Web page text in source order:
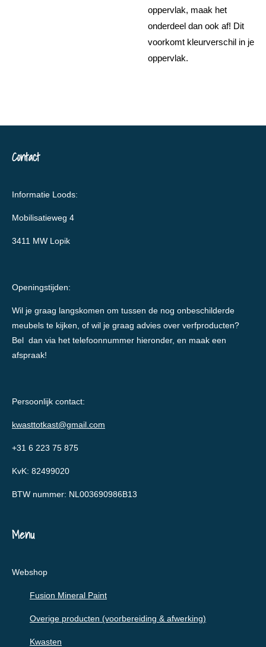
oppervlak, maak het
onderdeel dan ook af! Dit
voorkomt kleurverschil in je
oppervlak.
Contact
Informatie Loods:
Mobilisatieweg 4
3411 MW Lopik
Openingstijden:
Wil je graag langskomen om tussen de nog onbeschilderde
meubels te kijken, of wil je graag advies over verfproducten?
Bel dan via het telefoonnummer hieronder, en maak een
afspraak!
Persoonlijk contact:
kwasttotkast@gmail.com
+31 6 223 75 875
KvK: 82499020
BTW nummer: NL003690986B13
Menu
Webshop
Fusion Mineral Paint
Overige producten (voorbereiding & afwerking)
Kwasten